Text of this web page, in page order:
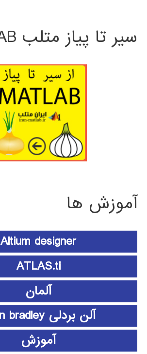
سیر تا پیاز متلب MATLAB
آموزش ها
Altium designer
ATLAS.ti
آلمان
آلن بردلی Allen bradley
آموزش